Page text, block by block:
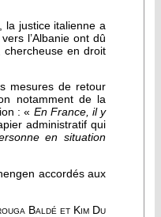
la justice italienne a
l’Albanie ont dû
chercheuse en droit
mesures de retour
notamment de la
: « En France, il y
administratif qui
en situation
accordés aux
Baldé et Kim Du